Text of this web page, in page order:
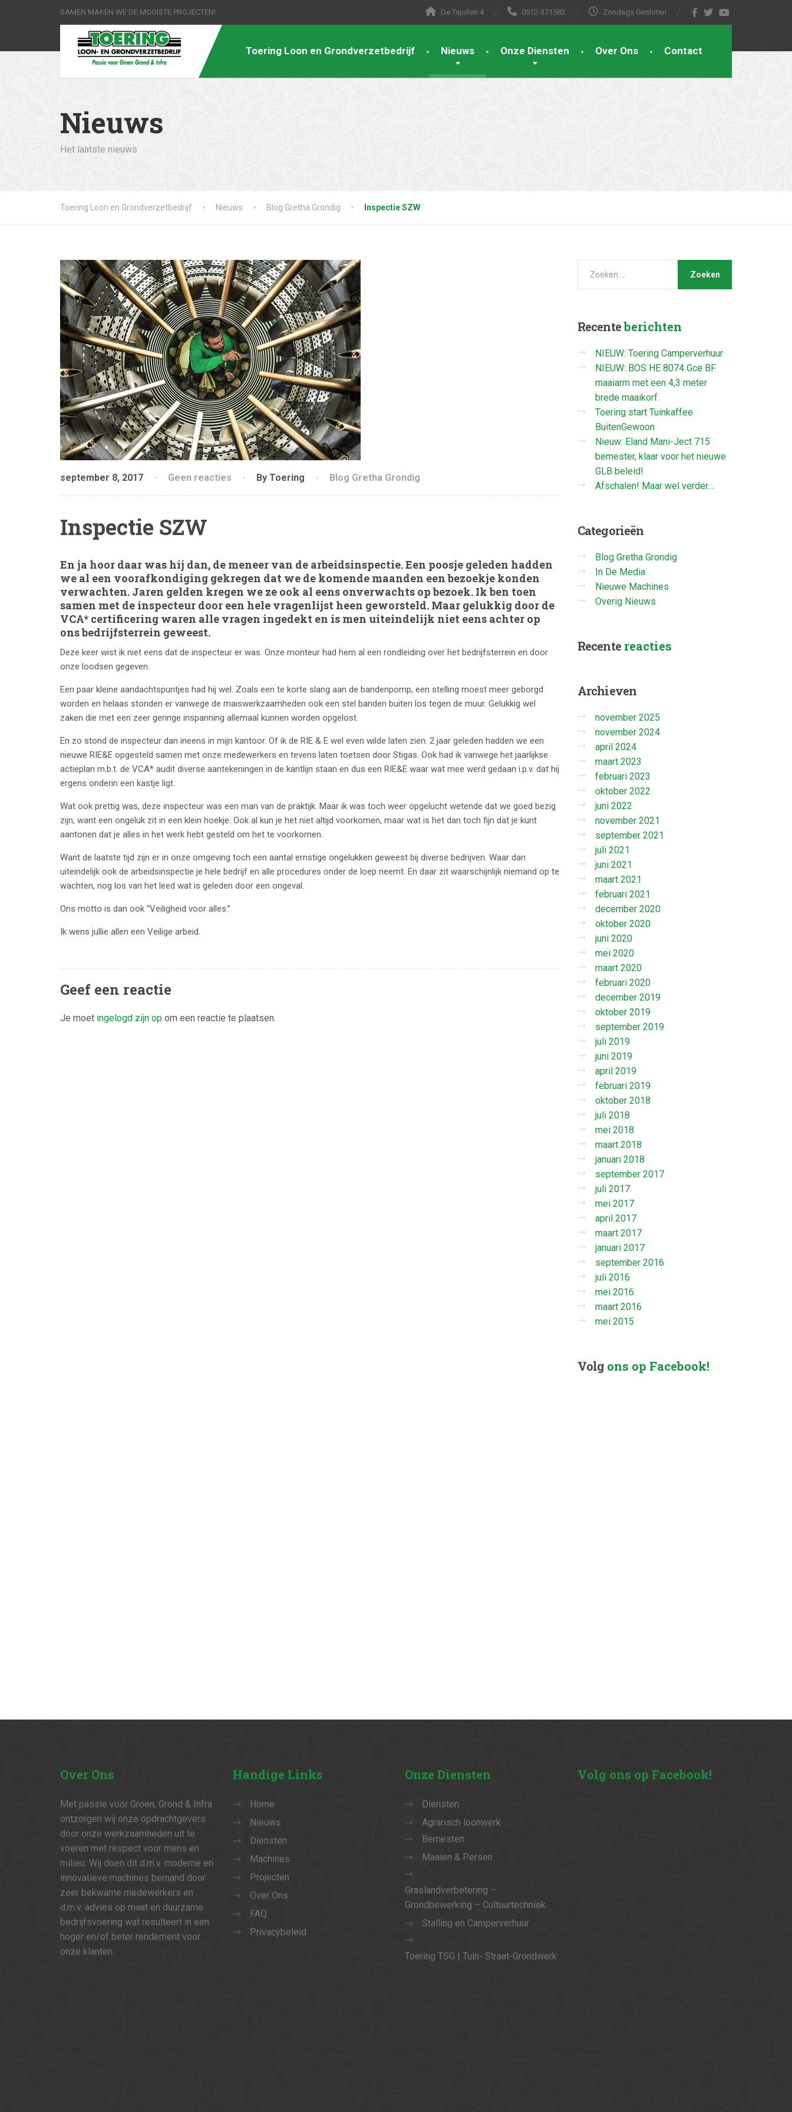
SAMEN MAKEN WE DE MOOISTE PROJECTEN! De Tsjollen 4 0512-371582 Zondags Gesloten
Toering Loon en Grondverzetbedrijf Nieuws Onze Diensten Over Ons Contact
Nieuws
Het laatste nieuws
Toering Loon en Grondverzetbedrijf Nieuws Blog Gretha Grondig Inspectie SZW
september 8, 2017 Geen reacties By Toering Blog Gretha Grondig
Inspectie SZW
En ja hoor daar was hij dan, de meneer van de arbeidsinspectie. Een poosje geleden hadden
we al een voorafkondiging gekregen dat we de komende maanden een bezoekje konden
verwachten. Jaren gelden kregen we ze ook al eens onverwachts op bezoek. Ik ben toen
samen met de inspecteur door een hele vragenlijst heen geworsteld. Maar gelukkig door de
VCA* certificering waren alle vragen ingedekt en is men uiteindelijk niet eens achter op
ons bedrijfsterrein geweest.
Deze keer wist ik niet eens dat de inspecteur er was. Onze monteur had hem al een rondleiding over het bedrijfsterrein en door
onze loodsen gegeven.
Een paar kleine aandachtspuntjes had hij wel. Zoals een te korte slang aan de bandenpomp, een stelling moest meer geborgd
worden en helaas stonden er vanwege de maiswerkzaamheden ook een stel banden buiten los tegen de muur. Gelukkig wel
zaken die met een zeer geringe inspanning allemaal kunnen worden opgelost.
En zo stond de inspecteur dan ineens in mijn kantoor. Of ik de RIE & E wel even wilde laten zien. 2 jaar geleden hadden we een
nieuwe RIE&E opgesteld samen met onze medewerkers en tevens laten toetsen door Stigas. Ook had ik vanwege het jaarlijkse
actieplan m.b.t. de VCA* audit diverse aantekeningen in de kantlijn staan en dus een RIE&E waar wat mee werd gedaan i.p.v. dat hij
ergens onderin een kastje ligt.
Wat ook prettig was, deze inspecteur was een man van de praktijk. Maar ik was toch weer opgelucht wetende dat we goed bezig
zijn, want een ongeluk zit in een klein hoekje. Ook al kun je het niet altijd voorkomen, maar wat is het dan toch fijn dat je kunt
aantonen dat je alles in het werk hebt gesteld om het te voorkomen.
Want de laatste tijd zijn er in onze omgeving toch een aantal ernstige ongelukken geweest bij diverse bedrijven. Waar dan
uiteindelijk ook de arbeidsinspectie je hele bedrijf en alle procedures onder de loep neemt. En daar zit waarschijnlijk niemand op te
wachten, nog los van het leed wat is geleden door een ongeval.
Ons motto is dan ook “Veiligheid voor alles.”
Ik wens jullie allen een Veilige arbeid.
Geef een reactie
Je moet ingelogd zijn op om een reactie te plaatsen.
Recenteberichten
NIEUW: Toering Camperverhuur
NIEUW: BOS HE 8074 Gce BF
maaiarm met een 4,3 meter
brede maaikorf.
Toering start Tuinkaffee
BuitenGewoon
Nieuw: Eland Mani-Ject 715
bemester, klaar voor het nieuwe
GLB beleid!
Afschalen! Maar wel verder…
Categorieën
Blog Gretha Grondig
In De Media
Nieuwe Machines
Overig Nieuws
Recentereacties
Archieven
november 2025
november 2024
april 2024
maart 2023
februari 2023
oktober 2022
juni 2022
november 2021
september 2021
juli 2021
juni 2021
maart 2021
februari 2021
december 2020
oktober 2020
juni 2020
mei 2020
maart 2020
februari 2020
december 2019
oktober 2019
september 2019
juli 2019
juni 2019
april 2019
februari 2019
oktober 2018
juli 2018
mei 2018
maart 2018
januari 2018
september 2017
juli 2017
mei 2017
april 2017
maart 2017
januari 2017
september 2016
juli 2016
mei 2016
maart 2016
mei 2015
Volg ons op Facebook!
Over Ons
Met passie voor Groen, Grond & Infra
ontzorgen wij onze opdrachtgevers
door onze werkzaamheden uit te
voeren met respect voor mens en
milieu. Wij doen dit d.m.v. moderne en
innovatieve machines bemand door
zeer bekwame medewerkers en
d.m.v. advies op maat en duurzame
bedrijfsvoering wat resulteert in een
hoger en/of beter rendement voor
onze klanten.
Handige Links
Home
Nieuws
Diensten
Machines
Projecten
Over Ons
FAQ
Privacybeleid
Onze Diensten
Diensten
Agrarisch loonwerk
Bemesten
Maaien & Persen
Graslandverbetering –
Grondbewerking – Cultuurtechniek
Stalling en Camperverhuur
Toering TSG | Tuin- Straat-Grondwerk
Volg ons op Facebook!